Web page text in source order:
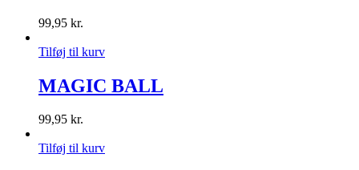
99,95 kr.
Tilføj til kurv
MAGIC BALL
99,95 kr.
Tilføj til kurv